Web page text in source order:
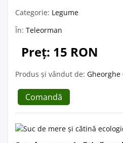
Categorie: Legume
În: Teleorman
Preț: 15 RON
Produs și vândut de: Gheorghe
Comandă